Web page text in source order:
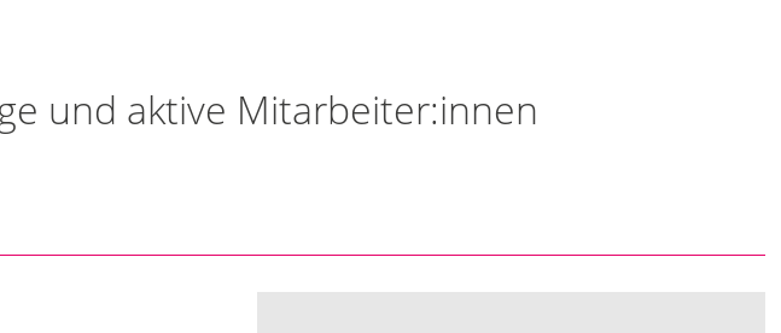
und aktive Mitarbeiter:innen